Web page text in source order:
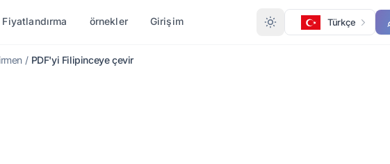
Fiyatlandırma örnekler Girişim Türkçe
/ PDF'yi Filipinceye çevir